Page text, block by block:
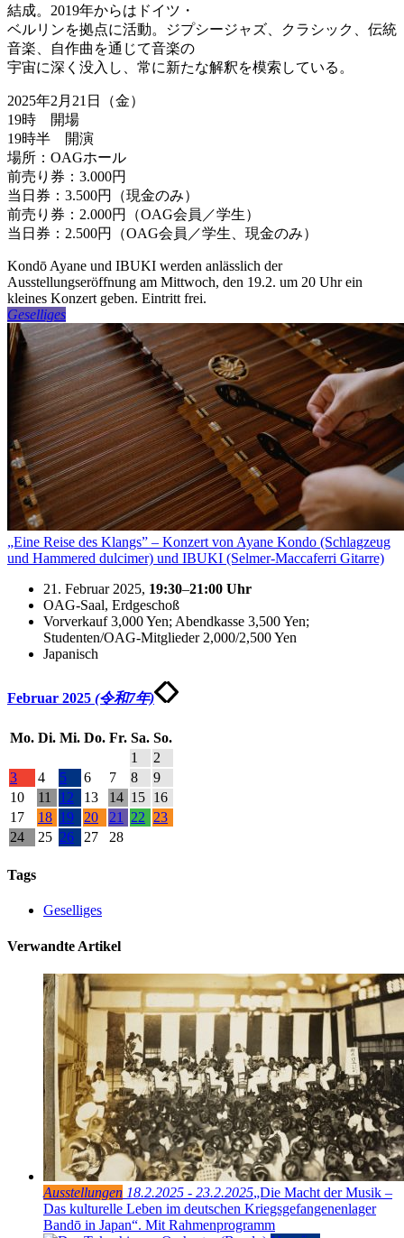
結成。2019年からはドイツ・
ベルリンを拠点に活動。ジプシージャズ、クラシック、伝統
音楽、自作曲を通じて音楽の
宇宙に深く没入し、常に新たな解釈を模索している。
2025年2月21日（金）
19時 開場
19時半 開演
場所：OAGホール
前売り券：3.000円
当日券：3.500円（現金のみ）
前売り券：2.000円（OAG会員／学生）
当日券：2.500円（OAG会員／学生、現金のみ）
Kondō Ayane und IBUKI werden anlässlich der
Ausstellungseröffnung am Mittwoch, den 19.2. um 20 Uhr ein
kleines Konzert geben. Eintritt frei.
Geselliges
„Eine Reise des Klangs” – Konzert von Ayane Kondo (Schlagzeug
und Hammered dulcimer) und IBUKI (Selmer-Maccaferri Gitarre)
21. Februar 2025, 19:30–21:00 Uhr
OAG-Saal, Erdgeschoß
Vorverkauf 3,000 Yen; Abendkasse 3,500 Yen;
Studenten/OAG-Mitglieder 2,000/2,500 Yen
Japanisch
Februar 2025 (令和7年)
Mo. Di. Mi. Do. Fr. Sa. So.
1
2
3
4 5 6 7 8
9
10
11 12 13 14 15 16
17
18 19 20 21 22
23
24
25 26 27 28
Tags
Geselliges
Verwandte Artikel
Ausstellungen 18.2.2025 - 23.2.2025„Die Macht der Musik –
Das kulturelle Leben im deutschen Kriegsgefangenenlager
Bandō in Japan“. Mit Rahmenprogramm